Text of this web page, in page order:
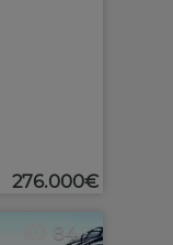
276.000€
84